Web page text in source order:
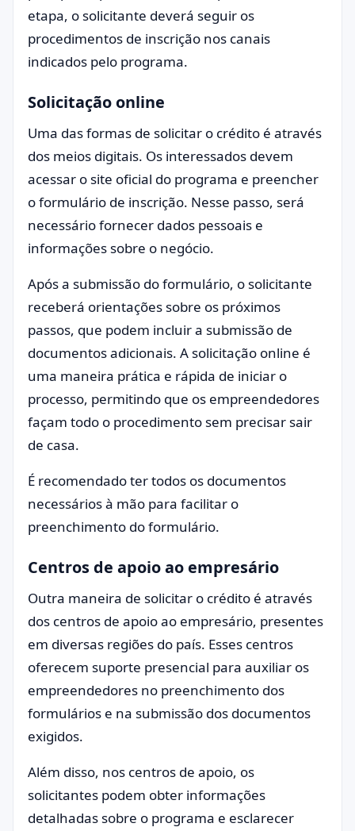
etapa, o solicitante deverá seguir os
procedimentos de inscrição nos canais
indicados pelo programa.
Solicitação online
Uma das formas de solicitar o crédito é através
dos meios digitais. Os interessados devem
acessar o site oficial do programa e preencher
o formulário de inscrição. Nesse passo, será
necessário fornecer dados pessoais e
informações sobre o negócio.
Após a submissão do formulário, o solicitante
receberá orientações sobre os próximos
passos, que podem incluir a submissão de
documentos adicionais. A solicitação online é
uma maneira prática e rápida de iniciar o
processo, permitindo que os empreendedores
façam todo o procedimento sem precisar sair
de casa.
É recomendado ter todos os documentos
necessários à mão para facilitar o
preenchimento do formulário.
Centros de apoio ao empresário
Outra maneira de solicitar o crédito é através
dos centros de apoio ao empresário, presentes
em diversas regiões do país. Esses centros
oferecem suporte presencial para auxiliar os
empreendedores no preenchimento dos
formulários e na submissão dos documentos
exigidos.
Além disso, nos centros de apoio, os
solicitantes podem obter informações
detalhadas sobre o programa e esclarecer